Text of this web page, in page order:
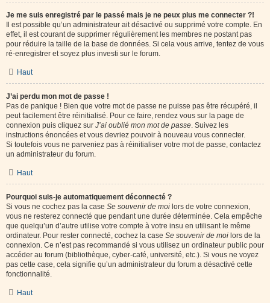
Je me suis enregistré par le passé mais je ne peux plus me connecter ?!
Il est possible qu’un administrateur ait désactivé ou supprimé votre compte. En
effet, il est courant de supprimer régulièrement les membres ne postant pas
pour réduire la taille de la base de données. Si cela vous arrive, tentez de vous
ré-enregistrer et soyez plus investi sur le forum.
Haut
J’ai perdu mon mot de passe !
Pas de panique ! Bien que votre mot de passe ne puisse pas être récupéré, il
peut facilement être réinitialisé. Pour ce faire, rendez vous sur la page de
connexion puis cliquez sur J’ai oublié mon mot de passe. Suivez les
instructions énoncées et vous devriez pouvoir à nouveau vous connecter.
Si toutefois vous ne parveniez pas à réinitialiser votre mot de passe, contactez
un administrateur du forum.
Haut
Pourquoi suis-je automatiquement déconnecté ?
Si vous ne cochez pas la case Se souvenir de moi lors de votre connexion,
vous ne resterez connecté que pendant une durée déterminée. Cela empêche
que quelqu’un d’autre utilise votre compte à votre insu en utilisant le même
ordinateur. Pour rester connecté, cochez la case Se souvenir de moi lors de la
connexion. Ce n’est pas recommandé si vous utilisez un ordinateur public pour
accéder au forum (bibliothèque, cyber-café, université, etc.). Si vous ne voyez
pas cette case, cela signifie qu’un administrateur du forum a désactivé cette
fonctionnalité.
Haut